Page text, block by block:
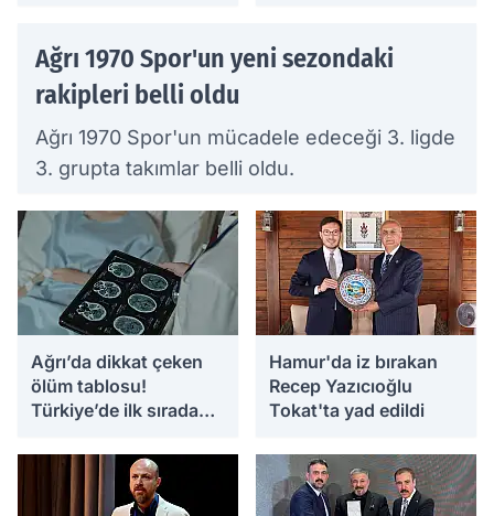
Ağrı 1970 Spor'un yeni sezondaki
rakipleri belli oldu
Ağrı 1970 Spor'un mücadele edeceği 3. ligde
3. grupta takımlar belli oldu.
Ağrı’da dikkat çeken
ölüm tablosu!
Türkiye’de ilk sırada
Hamur'da iz bırakan
Recep Yazıcıoğlu
Tokat'ta yad edildi